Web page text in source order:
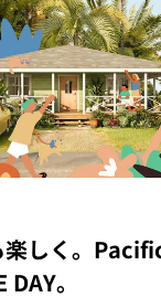
しく。
。